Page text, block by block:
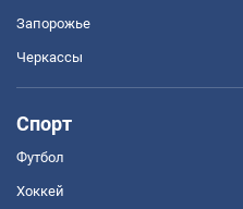
Запорожье
Черкассы
Спорт
Футбол
Хоккей